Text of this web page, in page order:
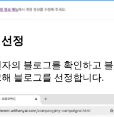
정
의 블로그를 확인하고
블로그를 선정합니다.